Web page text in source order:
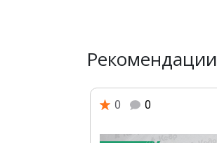
Рекомендации
0 0